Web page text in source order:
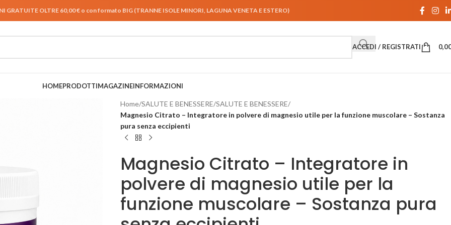
GRATUITE OLTRE 60,00 € o con formato BIG (TRANNE ISOLE MINORI, LAGUNA VENETA E ESTERO)
ACCEDI / REGISTRATI
HOMEPRODOTTIMAGAZINEINFORMAZIONI
Home/SALUTE E BENESSERE/SALUTE E BENESSERE/
Magnesio Citrato – Integratore in polvere di magnesio utile per la funzione muscolare – Sostanza
pura senza eccipienti
Magnesio Citrato – Integratore in
polvere di magnesio utile per la
funzione muscolare – Sostanza pura